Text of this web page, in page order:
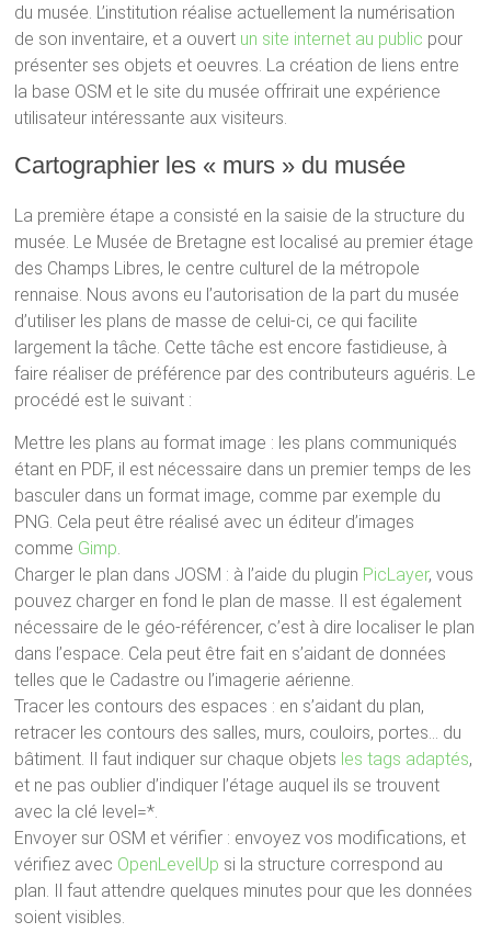
du musée. L’institution réalise actuellement la numérisation
de son inventaire, et a ouvert un site internet au public pour
présenter ses objets et oeuvres. La création de liens entre
la base OSM et le site du musée offrirait une expérience
utilisateur intéressante aux visiteurs.
Cartographier les « murs » du musée
La première étape a consisté en la saisie de la structure du
musée. Le Musée de Bretagne est localisé au premier étage
des Champs Libres, le centre culturel de la métropole
rennaise. Nous avons eu l’autorisation de la part du musée
d’utiliser les plans de masse de celui-ci, ce qui facilite
largement la tâche. Cette tâche est encore fastidieuse, à
faire réaliser de préférence par des contributeurs aguéris. Le
procédé est le suivant :
Mettre les plans au format image : les plans communiqués
étant en PDF, il est nécessaire dans un premier temps de les
basculer dans un format image, comme par exemple du
PNG. Cela peut être réalisé avec un éditeur d’images
comme Gimp
Charger le plan dans JOSM : à l’aide du plugin PicLayer, vous
pouvez charger en fond le plan de masse. Il est également
nécessaire de le géo-référencer, c’est à dire localiser le plan
dans l’espace. Cela peut être fait en s’aidant de données
telles que le Cadastre ou l’imagerie aérienne.
Tracer les contours des espaces : en s’aidant du plan,
retracer les contours des salles, murs, couloirs, portes… du
bâtiment. Il faut indiquer sur chaque objets les tags adaptés,
et ne pas oublier d’indiquer l’étage auquel ils se trouvent
avec la clé level=*.
Envoyer sur OSM et vérifier : envoyez vos modifications, et
vérifiez avec OpenLevelUp si la structure correspond au
plan. Il faut attendre quelques minutes pour que les données
soient visibles.